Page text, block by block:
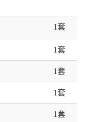
1套
1套
1套
1套
1套